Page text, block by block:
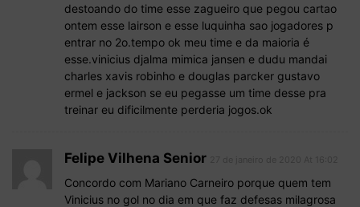
destoando do time esse zagueiro que pegou cartao
ontem esse lairson e esse luquinha sao jogadores p
entrar no 2o.tempo ok meu time e da maioria é
esse.vinicius djalma mimica jansen e dudu mandai
charles xavis robinho e douglas parcker gustavo
ermel e jackson se eu pegasse um time desse pra
treinar eu dificilmente perderia jogos.ok
Felipe Vilhena Senior
Concordo com Mariano Carneiro porque quem tem
Vinicius no gol no dia em que faz defesas milagrosa